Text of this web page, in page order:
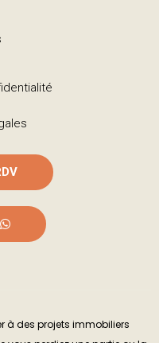
à des projets immobiliers